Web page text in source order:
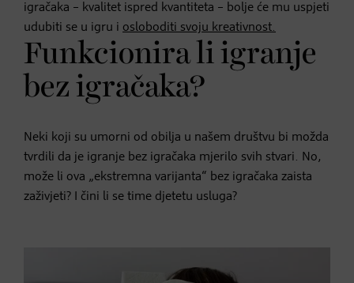
igračaka – kvalitet ispred kvantiteta – bolje će mu uspjeti
udubiti se u igru i osloboditi svoju kreativnost.
Funkcionira li igranje
bez igračaka?
Neki koji su umorni od obilja u našem društvu bi možda
tvrdili da je igranje bez igračaka mjerilo svih stvari. No,
može li ova „ekstremna varijanta“ bez igračaka zaista
zaživjeti? I čini li se time djetetu usluga?